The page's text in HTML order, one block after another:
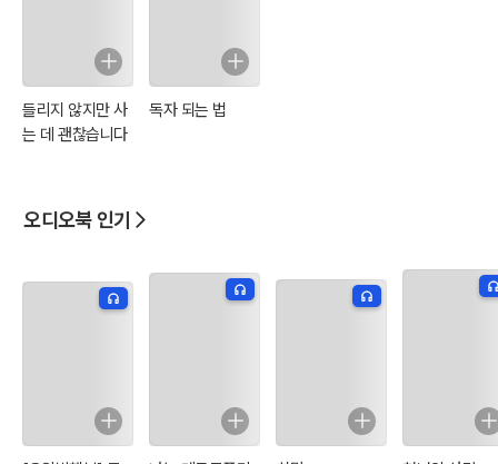
들리지 않지만 사
는 데 괜찮습니다
독자 되는 법
오디오북 인기